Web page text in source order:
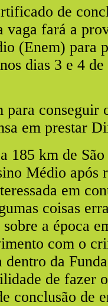
de
vaga fará a
(Enem) para
dias 3 e 4
conseguir
em prestar
185 km de
Médio após
em
coisas
a época
com o
da
de fazer
conclusão de